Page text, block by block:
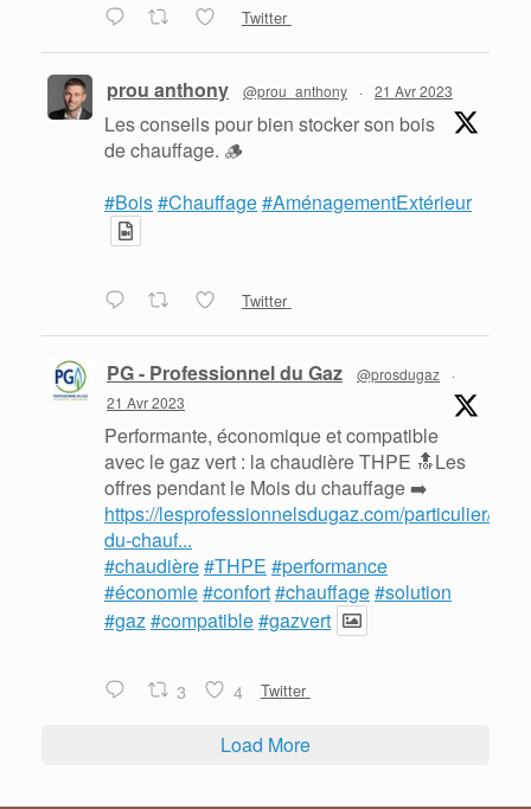
Twitter
prou anthony @prou_anthony · 21 Avr 2023
Les conseils pour bien stocker son bois
de chauffage. 🪵
#Bois#Chauffage#AménagementExtérieur
Twitter
PG - Professionnel du Gaz @prosdugaz
·
21 Avr 2023
Performante, économique et compatible
avec le gaz vert : la chaudière THPE 🔝Les
offres pendant le Mois du chauffage ➡️
https://lesprofessionnelsdugaz.com/particulier/
du-chauf...
#chaudière#THPE #performance
#économie#confort#chauffage#solution
#gaz#compatible#gazvert
3 4 Twitter
Load More